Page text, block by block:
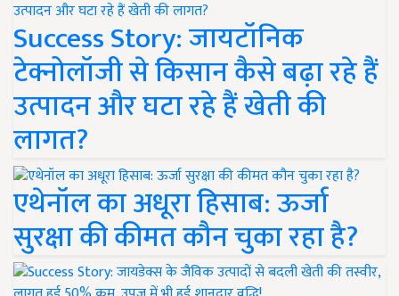
Success Story: जायटॉनिक
टेक्नोलॉजी से किसान कैसे बढ़ा रहे हैं
उत्पादन और घटा रहे हैं खेती की
लागत?
एथेनॉल का अधूरा हिसाब: ऊर्जा
सुरक्षा की कीमत कौन चुका रहा है?